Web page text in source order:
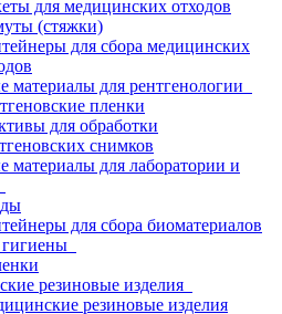
для медицинских отходов
(стяжки)
для сбора медицинских
материалы для рентгенологии
пленки
для обработки
снимков
материалы для лаборатории и
для сбора биоматериалов
гигиены
резиновые изделия
резиновые изделия